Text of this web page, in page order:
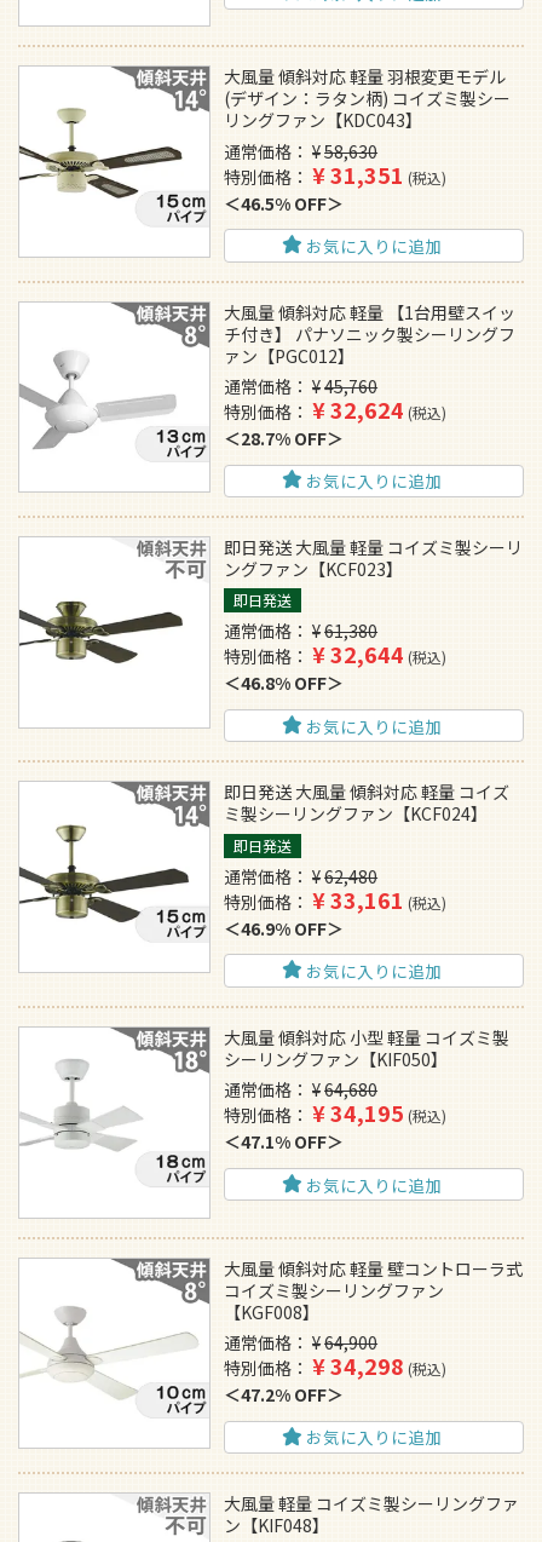
大風量 傾斜対応 軽量 羽根変更モデル
(デザイン：ラタン柄) コイズミ製シー
リングファン【KDC043】
通常価格
¥58,630
特別価格
¥31,351 税込
46.5% OFF
お気に入りに追加
大風量 傾斜対応 軽量 【1台用壁スイッ
チ付き】 パナソニック製シーリングフ
ァン【PGC012】
通常価格
¥45,760
特別価格
¥32,624 税込
28.7% OFF
お気に入りに追加
即日発送 大風量 軽量 コイズミ製シーリ
ングファン【KCF023】
即日発送
通常価格 ¥61,380
特別価格
¥32,644 税込
46.8% OFF
お気に入りに追加
即日発送 大風量 傾斜対応 軽量 コイズ
ミ製シーリングファン【KCF024】
即日発送
通常価格 ¥62,480
特別価格
¥33,161 税込
46.9% OFF
お気に入りに追加
大風量 傾斜対応 小型 軽量 コイズミ製
シーリングファン【KIF050】
通常価格
¥64,680
特別価格
¥34,195 税込
47.1% OFF
お気に入りに追加
大風量 傾斜対応 軽量 壁コントローラ式
コイズミ製シーリングファン
【KGF008】
通常価格
¥64,900
特別価格
¥34,298 税込
47.2% OFF
お気に入りに追加
大風量 軽量 コイズミ製シーリングファ
ン【KIF048】